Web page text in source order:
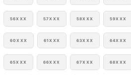
56XXX 57XXX 58XXX 59XXX
60XXX 61XXX 63XXX 64XXX
65XXX 66XXX 67XXX 68XXX